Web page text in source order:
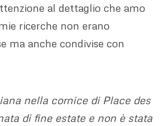
al dettaglio che amo
ricerche non erano
ma anche condivise con
nella cornice di Place des
di fine estate e non è stata